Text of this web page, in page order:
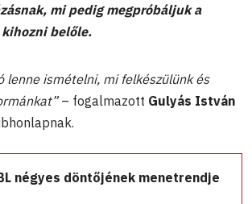
mi pedig megpróbáljuk a
belőle.
lenne ismételni, mi felkészülünk és
– fogalmazott Gulyás István
négyes döntőjének menetrendje